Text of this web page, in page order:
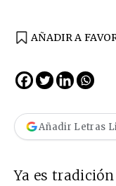
AÑADIR A
Añadir Letras
Ya es